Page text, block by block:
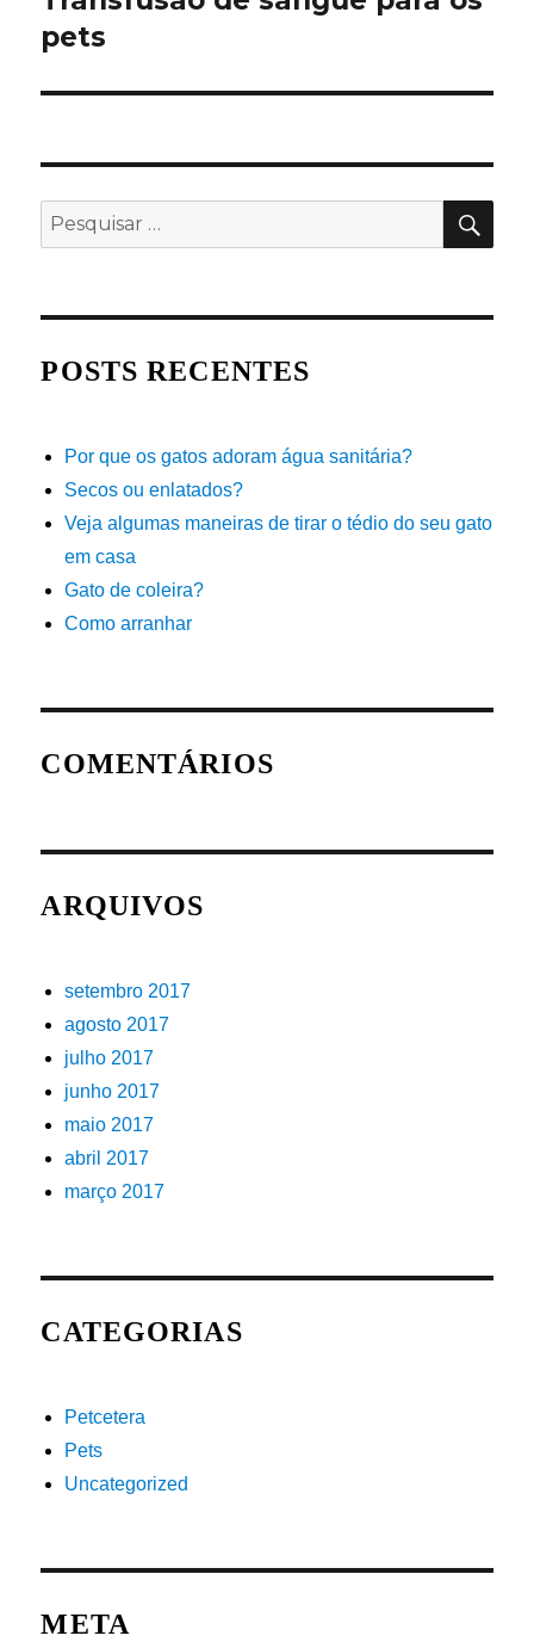
post:
pets
Pesquisar
por:
POSTS RECENTES
Por que os gatos adoram água sanitária?
Secos ou enlatados?
Veja algumas maneiras de tirar o tédio do seu gato
em casa
Gato de coleira?
Como arranhar
COMENTÁRIOS
ARQUIVOS
setembro 2017
agosto 2017
julho 2017
junho 2017
maio 2017
abril 2017
março 2017
CATEGORIAS
Petcetera
Pets
Uncategorized
META